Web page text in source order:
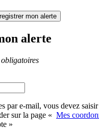
mon alerte
alerte
obligatoires
par e-mail, vous devez saisir
sur la page « Mes
»